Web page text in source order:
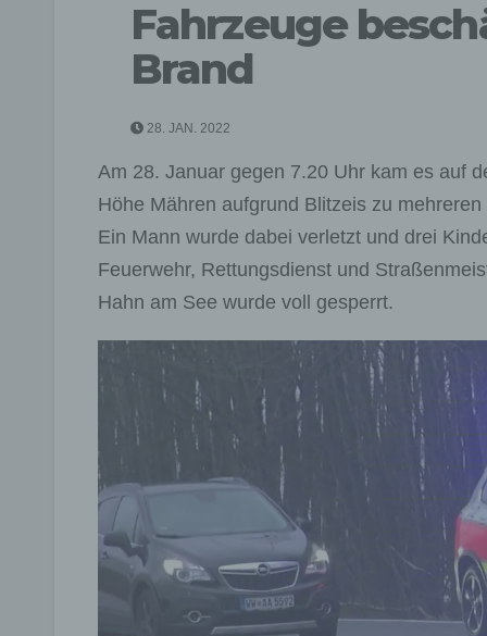
Fahrzeuge
Brand
28. JAN. 2022
Am 28. Januar gegen 7.20 Uhr kam es auf
Höhe Mähren aufgrund Blitzeis zu
Ein Mann wurde dabei verletzt und drei
Feuerwehr, Rettungsdienst und
Hahn am See wurde voll gesperrt.